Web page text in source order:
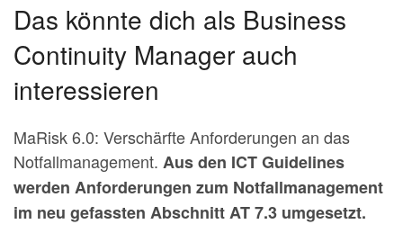
Das könnte dich als Business
Continuity Manager auch
interessieren
MaRisk 6.0: Verschärfte Anforderungen an das
Notfallmanagement. Aus den ICT Guidelines
werden Anforderungen zum Notfallmanagement
im neu gefassten Abschnitt AT 7.3 umgesetzt.